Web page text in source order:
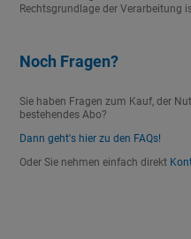
Rechtsgrundlage der Verarbeitung
Noch Fragen?
Sie haben Fragen zum Kauf, der
bestehendes Abo?
Dann geht's hier zu den FAQs!
Oder Sie nehmen einfach direkt